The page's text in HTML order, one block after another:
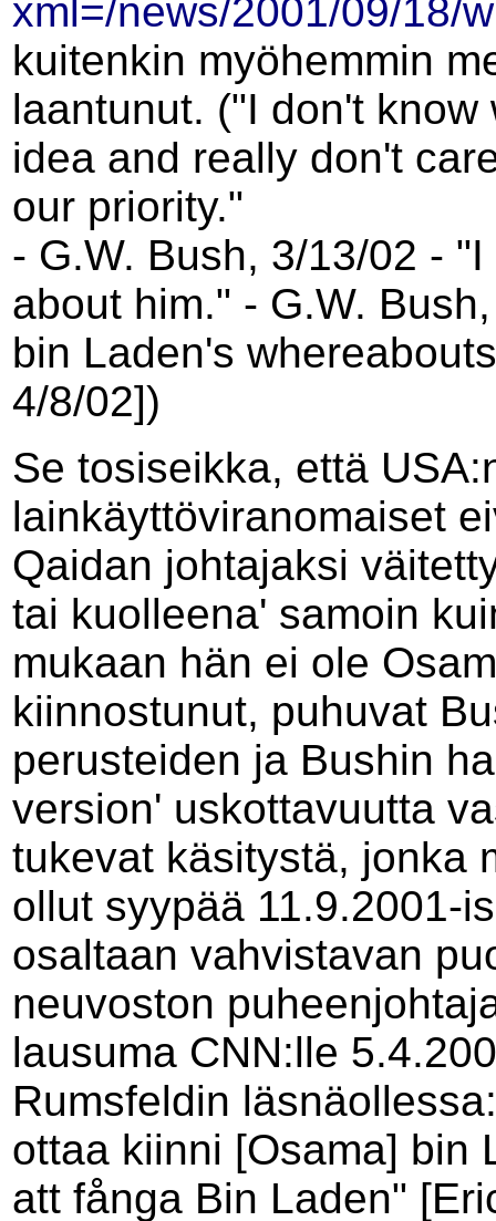
xml=/news/2001/09/18/
kuitenkin myöhemmin
laantunut. ("I don't know
idea and really don't
our priority."
- G.W. Bush, 3/13/02 -
about him." - G.W.
bin Laden's
4/8/02])
Se tosiseikka, että
lainkäyttöviranomaiset
Qaidan johtajaksi
tai kuolleena' samoin
mukaan hän ei ole
kiinnostunut, puhuvat
perusteiden ja Bushin
version' uskottavuutta
tukevat käsitystä, jonka
ollut syypää 11.9.2001-
osaltaan vahvistavan
neuvoston
lausuma CNN:lle
Rumsfeldin
ottaa kiinni [Osama] bin
att fånga Bin Laden"